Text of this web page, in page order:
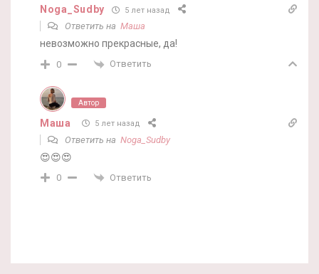
Noga_Sudby 5 лет назад
Ответить на Маша
невозможно прекрасные, да!
0 Ответить
Автор
Маша 5 лет назад
Ответить на Noga_Sudby
😍😍😍
0 Ответить